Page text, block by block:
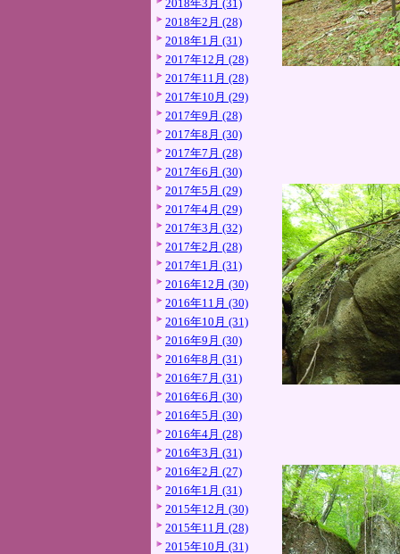
2018年3月 (31)
2018年2月 (28)
2018年1月 (31)
2017年12月 (28)
2017年11月 (28)
2017年10月 (29)
2017年9月 (28)
2017年8月 (30)
2017年7月 (28)
2017年6月 (30)
2017年5月 (29)
2017年4月 (29)
2017年3月 (32)
2017年2月 (28)
2017年1月 (31)
2016年12月 (30)
2016年11月 (30)
2016年10月 (31)
2016年9月 (30)
2016年8月 (31)
2016年7月 (31)
2016年6月 (30)
2016年5月 (30)
2016年4月 (28)
2016年3月 (31)
2016年2月 (27)
2016年1月 (31)
2015年12月 (30)
2015年11月 (28)
2015年10月 (31)